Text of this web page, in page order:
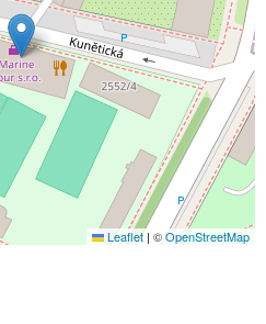
Leaflet | ©OpenStreetMap